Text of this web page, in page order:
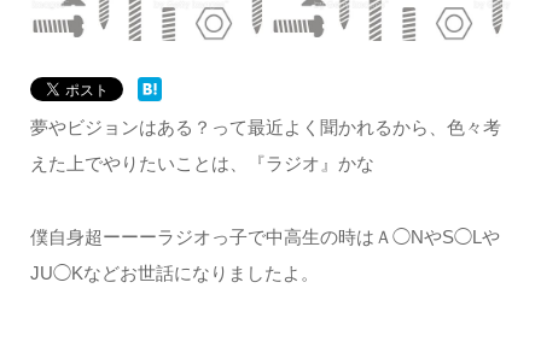
夢やビジョンはある？って最近よく聞かれるから、色々考
えた上でやりたいことは、『ラジオ』かな
僕自身超ーーーラジオっ子で中高生の時はＡ◯NやS◯Lや
JU◯Kなどお世話になりましたよ。